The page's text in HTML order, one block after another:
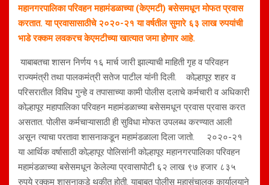
महानगरपालिका परिवहन महामंडळाच्या (केएमटी) बसेसमधून मोफत प्रवास
करतात. या प्रवासासाठीचे २०२०-२१ या वर्षतील सुमारे ६३ लाख रुपयांची
भाडे रक्कम लवकरच केएमटीच्या खात्यात जमा होणार आहे.
याबाबतचा शासन निर्णय १६ मार्च जारी झाल्याची माहिती गृह व परिवहन
राज्यमंत्री तथा पालकमंत्री सतेज पाटील यांनी दिली. कोल्हापूर शहर व
परिसरातील विविध गुन्हे व तपासाच्या कामी पोलीस दलाचे कर्मचारी व अधिकारी
कोल्हापूर महापालिका परिवहन महामंडळाच्या बसेसमधून प्रवास प्रवास करत
असतात. पोलीस कर्मचाऱ्यासाठी ही सुविधा मोफत उपलब्ध करण्यात आली
असून त्याचा परतावा शासनाकडून महामंडळाला दिला जातो. २०२०-२१
या आर्थिक वर्षासाठी कोल्हापूर पोलिसांनी कोल्हापूर महानगरपालिका परिवहन
महामंडळाच्या बसेसमधून केलेल्या प्रवासापोटी ६२ लाख ९७ हजार ८३५
रुपये रक्कम शासनाकडे थकीत होती. याबाबत पोलीस महासंचालक कार्यालयाने